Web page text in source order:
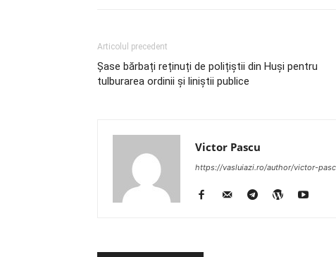
Articolul precedent
Șase bărbați reținuți de polițiștii din Huși pentru
tulburarea ordinii și liniștii publice
Victor Pascu
https://vasluiazi.ro/author/victor-